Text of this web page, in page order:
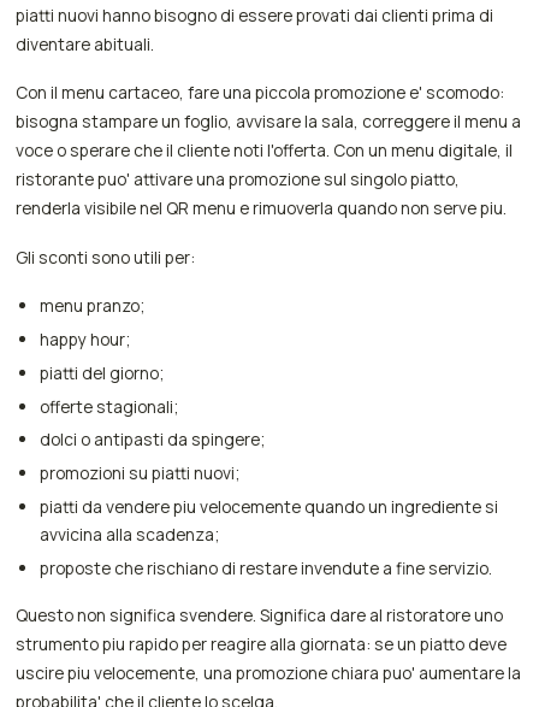
piatti nuovi hanno bisogno di essere provati dai clienti prima di
diventare abituali.
Con il menu cartaceo, fare una piccola promozione e' scomodo:
bisogna stampare un foglio, avvisare la sala, correggere il menu a
voce o sperare che il cliente noti l'offerta. Con un menu digitale, il
ristorante puo' attivare una promozione sul singolo piatto,
renderla visibile nel QR menu e rimuoverla quando non serve piu.
Gli sconti sono utili per:
menu pranzo;
happy hour;
piatti del giorno;
offerte stagionali;
dolci o antipasti da spingere;
promozioni su piatti nuovi;
piatti da vendere piu velocemente quando un ingrediente si
avvicina alla scadenza;
proposte che rischiano di restare invendute a fine servizio.
Questo non significa svendere. Significa dare al ristoratore uno
strumento piu rapido per reagire alla giornata: se un piatto deve
uscire piu velocemente, una promozione chiara puo' aumentare la
probabilita' che il cliente lo scelga.